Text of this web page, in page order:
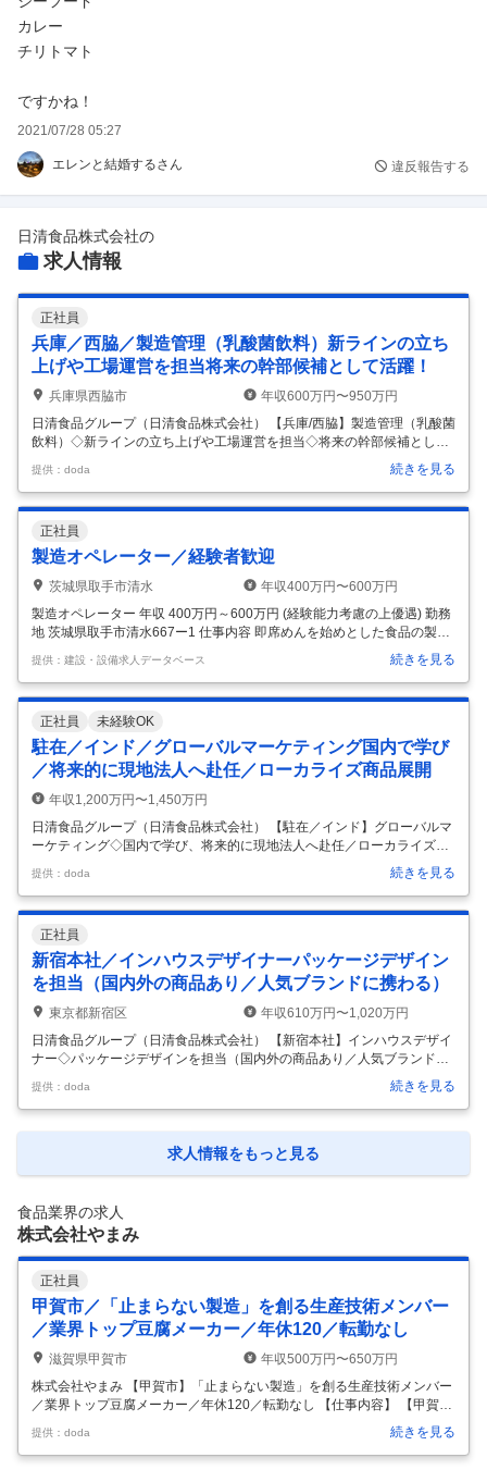
カレー
チリトマト
ですかね！
2021/07/28 05:27
エレンと結婚するさん 違反報告する
日清食品株式会社の
求人情報
正社員
兵庫／西脇／製造管理（乳酸菌飲料）新ラインの立ち
上げや工場運営を担当将来の幹部候補として活躍！
兵庫県西脇市
年収600万円〜950万円
日清食品グループ（日清食品株式会社） 【兵庫/西脇】製造管理（乳酸菌
飲料）◇新ラインの立ち上げや工場運営を担当◇将来の幹部候補として
活躍！ 【仕事内容】 【兵庫/西脇】製造管理（乳酸菌飲料）◇新ライン
の立ち上げや工場運営を担当◇将来の幹部候補として活躍！ 【具体的な
仕事内容】 【マネジメント経験をお持ちの方歓迎／人気商品「ピルク
ル」を製造・販売する日清ヨークへ出向／事業拡大フェーズ◎積極的な
設備投資も実施】 ■職務内容： 日清食品グループ内 日清ヨークにて、将
来の工場の幹部候補として、製造管理や工場マネジメントをお任せしま
ーア…
提供：doda 続きを見る
正社員
製造オペレーター／経験者歓迎
茨城県取手市清水
年収400万円〜600万円
製造オペレーター 年収 400万円～600万円 (経験能力考慮の上優遇) 勤務
地 茨城県取手市清水667ー1 仕事内容 即席めんを始めとした食品の製造
オペレーターとして製造工程全体の管理を行っていただきます。 ■定常
業務（製造設備のオペレーション、メンテナンス） 設備の稼働状況及び
製品状況のモニタリング トラブル対応 清掃 工事計画の企画・遂行 等 ■
非定常業務（改善提案、新規設備・システムの導入） 生産性や品質向上
に向けた課題の発見から改善策を立案・実行 新規設備やシステムの導入
検討・実行 等 ■休日：土日・祝日、年末年始 他 ※休日出勤は月に多くて
も2回 ※入社後はまず定常業務からOJTに
提供：建設・設備求人データベース 続きを見る
正社員 未経験OK
駐在／インド／グローバルマーケティング国内で学び
／将来的に現地法人へ赴任／ローカライズ商品展開
年収1,200万円〜1,450万円
日清食品グループ（日清食品株式会社） 【駐在／インド】グローバルマ
ーケティング◇国内で学び、将来的に現地法人へ赴任／ローカライズ商
品展開 【仕事内容】 【駐在／インド】グローバルマーケティング◇国内
で学び、将来的に現地法人へ赴任／ローカライズ商品展開 【具体的な仕
事内容】 ～英語を使って海外向けマーケティングに携わりたい方歓迎！
（海外駐在、海外向けマーケティングの経験は不問）／インドの即席め
ん市場を開拓～ ■業務内容： 日清食品グループの2030年中長期戦略を達
成する上で、海外における利益の伴う成長はこの中長期戦略の最重要課
題です。 この中核を担うカップヌードルブランドを中心としたグローバ
ル戦…
提供：doda 続きを見る
正社員
新宿本社／インハウスデザイナーパッケージデザイン
を担当（国内外の商品あり／人気ブランドに携わる）
東京都新宿区
年収610万円〜1,020万円
日清食品グループ（日清食品株式会社） 【新宿本社】インハウスデザイ
ナー◇パッケージデザインを担当（国内外の商品あり／人気ブランドに
携わる） 【仕事内容】 【新宿本社】インハウスデザイナー◇パッケージ
デザインを担当（国内外の商品あり／人気ブランドに携わる） 【具体的
な仕事内容】 【日清食品グループ全体の商品デザインを担うデザイナー
ルーム配属／食品・日用品・消費財業界でのご経験歓迎／柔軟に働ける
環境】 ■職務内容： 日清食品グループ全体におけるデザインを担当する
ト立案から…
提供：doda 続きを見る
求人情報をもっと見る
食品業界の求人
株式会社やまみ
正社員
甲賀市／「止まらない製造」を創る生産技術メンバー
／業界トップ豆腐メーカー／年休120／転勤なし
滋賀県甲賀市
年収500万円〜650万円
株式会社やまみ 【甲賀市】「止まらない製造」を創る生産技術メンバー
／業界トップ豆腐メーカー／年休120／転勤なし 【仕事内容】 【甲賀
市】「止まらない製造」を創る生産技術メンバー／業界トップ豆腐メー
カー／年休120／転勤なし 【具体的な仕事内容】 ◎豆腐・厚揚げ・油揚
げなどの製造・販売を手がける創業50年食品メーカー ◎豆腐メーカー唯
提供：doda 続きを見る